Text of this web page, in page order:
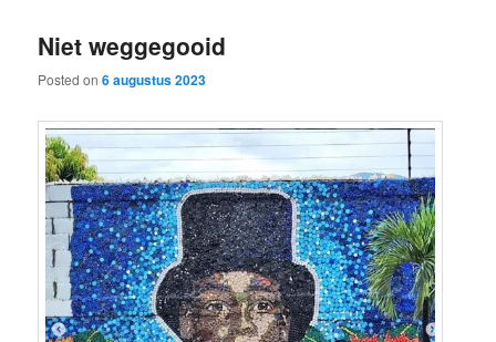
content
content
Niet weggegooid
Posted on6 augustus 2023